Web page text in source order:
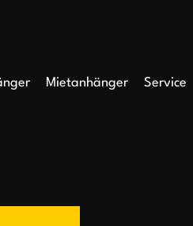
Mietanhänger Service